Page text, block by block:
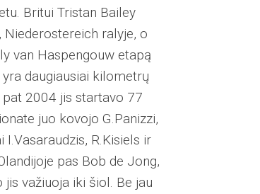
Britui Tristan Bailey
ralyje, o
van Haspengouw etapą
daugiausiai kilometrų
2004 jis startavo 77
juo kovojo G.Panizzi,
R.Kisiels ir
pas Bob de Jong,
važiuoja iki šiol. Be jau